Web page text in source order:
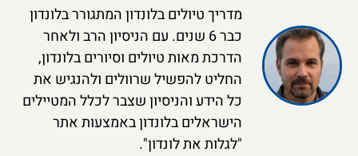
מדריך טיולים בלונדון המתגורר בלונדון
כבר 6 שנים. עם הניסיון הרב ולאחר
הדרכת מאות טיולים וסיורים בלונדון,
החליט להפשיל שרוולים ולהנגיש את
כל הידע והניסיון שצבר לכלל המטיילים
הישראלים בלונדון באמצעות אתר
"לגלות את לונדון".